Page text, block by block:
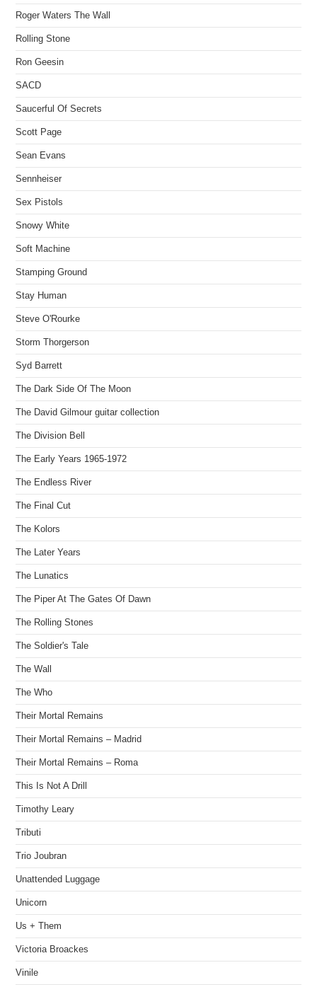
Roger Waters The Wall
Rolling Stone
Ron Geesin
SACD
Saucerful Of Secrets
Scott Page
Sean Evans
Sennheiser
Sex Pistols
Snowy White
Soft Machine
Stamping Ground
Stay Human
Steve O'Rourke
Storm Thorgerson
Syd Barrett
The Dark Side Of The Moon
The David Gilmour guitar collection
The Division Bell
The Early Years 1965-1972
The Endless River
The Final Cut
The Kolors
The Later Years
The Lunatics
The Piper At The Gates Of Dawn
The Rolling Stones
The Soldier's Tale
The Wall
The Who
Their Mortal Remains
Their Mortal Remains – Madrid
Their Mortal Remains – Roma
This Is Not A Drill
Timothy Leary
Tributi
Trio Joubran
Unattended Luggage
Unicorn
Us + Them
Victoria Broackes
Vinile